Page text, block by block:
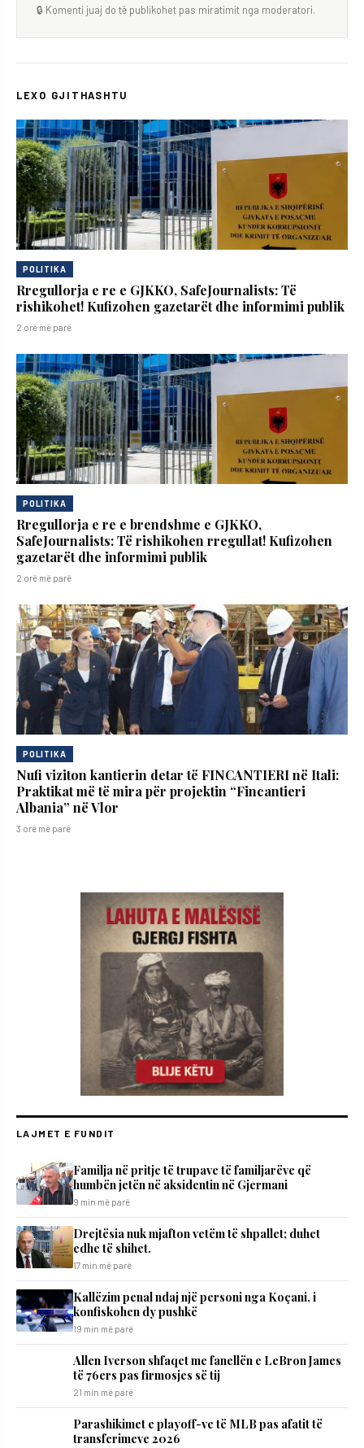
🔒 Komenti juaj do të publikohet pas miratimit nga moderatori.
LEXO GJITHASHTU
POLITIKA
Rregullorja e re e GJKKO, SafeJournalists: Të
rishikohet! Kufizohen gazetarët dhe informimi publik
2 orë më parë
POLITIKA
Rregullorja e re e brendshme e GJKKO,
SafeJournalists: Të rishikohen rregullat! Kufizohen
gazetarët dhe informimi publik
2 orë më parë
POLITIKA
Nufi viziton kantierin detar të FINCANTIERI në Itali:
Praktikat më të mira për projektin “Fincantieri
Albania” në Vlor
3 orë më parë
LAJMET E FUNDIT
​Familja në pritje të trupave të familjarëve që
humbën jetën në aksidentin në Gjermani
9 min më parë
Drejtësia nuk mjafton vetëm të shpallet; duhet
edhe të shihet.
17 min më parë
Kallëzim penal ndaj një personi nga Koçani, i
konfiskohen dy pushkë
19 min më parë
Allen Iverson shfaqet me fanellën e LeBron James
të 76ers pas firmosjes së tij
21 min më parë
Parashikimet e playoff-ve të MLB pas afatit të
transferimeve 2026